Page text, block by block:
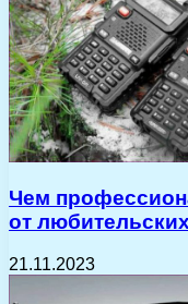
Чем
от
21.11.2023